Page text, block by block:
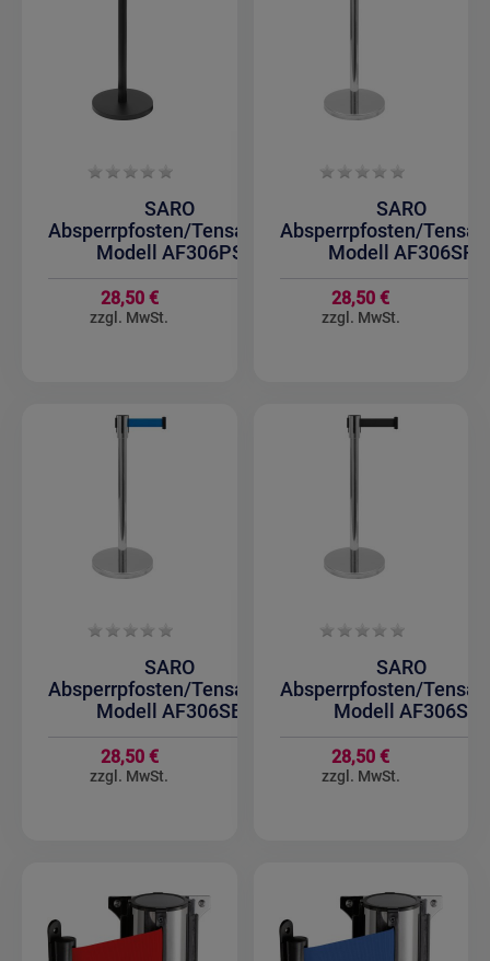
SARO
Absperrpfosten/Tensatoren
Modell AF306PS
28,50 €
SARO
Absperrpfosten/
Modell AF306SR
28,50 €
SARO
Absperrpfosten/Tensatoren
Modell AF306SB
28,50 €
SARO
Absperrpfosten/
Modell AF306S
28,50 €